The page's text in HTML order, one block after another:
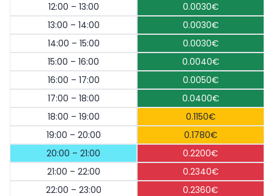
12:00 – 13:00
0.0030€
13:00 – 14:00
0.0030€
14:00 – 15:00
0.0030€
15:00 – 16:00
0.0040€
16:00 – 17:00
0.0050€
17:00 – 18:00
0.0400€
18:00 – 19:00
0.1150€
19:00 – 20:00
0.1780€
20:00 – 21:00
0.2200€
21:00 – 22:00
0.2340€
22:00 – 23:00
0.2360€